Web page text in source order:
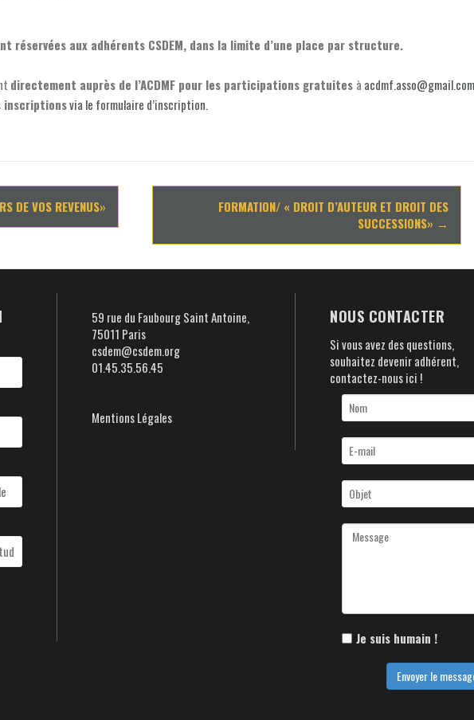
réservées aux adhérents CSDEM, dans la limite d’une place par structure.
directement auprès de l’ACDMF pour les participations gratuites à acdmf.asso@gmail.com
inscriptionsvia le formulaire d’inscription.
DE VOS REVENUS»
FORMATION/ « DROIT D’AUTEUR ET DROIT DES
SUCCESSIONS» →
59 rue du Faubourg Saint Antoine,
75011 Paris
csdem@csdem.org
01.45.35.56.45
Mentions Légales
NOUS CONTACTER
Si vous avez des questions,
souhaitez devenir adhérent,
contactez-nous ici !
Je suis humain !
Envoyer le